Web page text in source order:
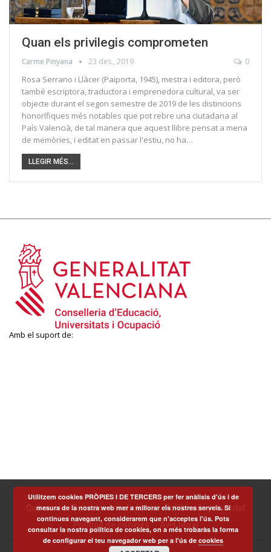
Quan els privilegis comprometen
Carme Pinyana 23 des., 2019 0
Rosa Serrano i Llàcer (Paiporta, 1945), mestra i editora, però
també escriptora, traductora i emprenedora cultural, va ser
objecte durant el segon semestre de 2019 de les distincions
honorífiques més notables que pot rebre una ciutadana al
País Valencià, de tal manera que aquest llibre pensat a mena
de memòries, i editat en passar l'estiu, no ha…
LLEGIR MÉS...
Amb el suport de:
Què som Termes i condicions
Política de privacitat
Política de cookies
Avís legal
Utilitzem cookies PRÒPIES I DE TERCERS per fer anàlisis d'ús i de
mesura de la nostra web mer a millorar els nostres serveis. Si
continues navegant, considerarem que n'acceptes l'ús. Pots
consultar la nostra política de cookies, on a més trobaràs la forma
de configurar el teu navegador web per a l'ús decookies